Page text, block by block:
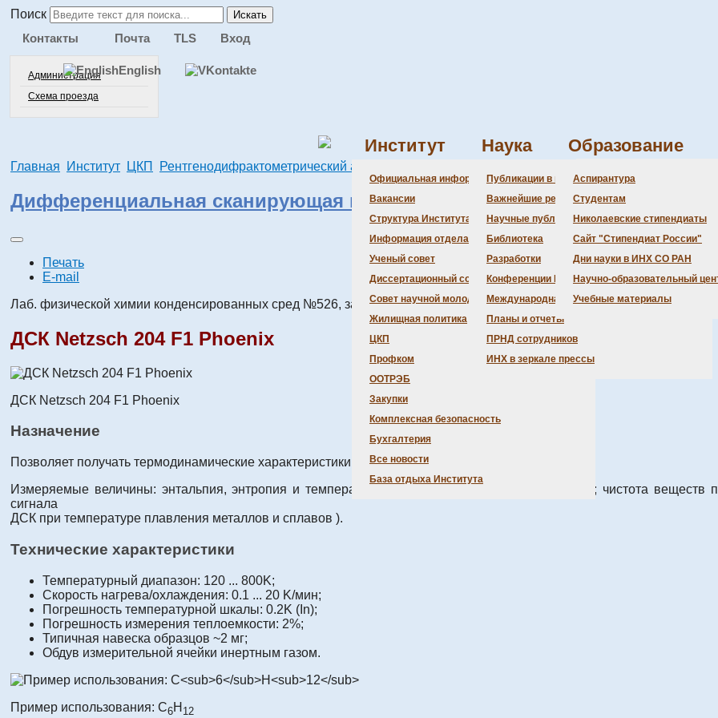
Поиск Искать
Контакты
Администрация
Схема проезда
Почта TLS Вход
English
Институт
Официальная информация
Администрация
Бланки
История Института
Локальные акты
Противодействие
Вакансии
Структура Института
Информация отдела кадров
Документация
Ученый совет
Состав совета
Повестка дня заседаний
Информация ученого
Диссертационный совет
Состав совета
Даты защит диссертаций
Шифры специальностей
Объявления о защитах
Предварительное
Совет научной молодежи
Состав СНМ
Жилищная политика
ЦКП
Профком
ООТРЭБ
Закупки
Комплексная безопасность
Бухгалтерия
Все новости
Новости науки
Награды
База отдыха Института
Наука
Публикации в ведущих журналах
Важнейшие результаты
Научные публикации сотрудников
Библиотека
Разработки
Конференции Института
Международная деятельность
Планы и отчеты
ПРНД сотрудников
ИНХ в зеркале прессы
Образование
Аспирантура
Студентам
Николаевские стипендиаты
Сайт "Стипендиат России"
Дни науки в ИНХ СО РАН
Научно-образовательный
Учебные материалы
Главная Институт ЦКП Рентгенодифрактометрический анализ
Дифференциальная сканирующая калориметрия
Печать
E-mail
Лаб. физической химии конденсированных сред №526, зав. лабораторией д.ф.-м.н. Козлова С.Г.
ДСК Netzsch 204 F1 Phoenix
ДСК Netzsch 204 F1 Phoenix
Назначение
Позволяет получать термодинамические характеристики веществ с высокой точностью.
Измеряемые величины: энтальпия, энтропия и температура фазовых перехода; теплоемкость; чистота веществ
сигнала
ДСК при температуре плавления металлов и сплавов ).
Технические характеристики
Температурный диапазон: 120 ... 800K;
Cкорость нагрева/охлаждения: 0.1 ... 20 K/мин;
Погрешность температурной шкалы: 0.2K (In);
Погрешность измерения теплоемкости: 2%;
Типичная навеска образцов ~2 мг;
Обдув измерительной ячейки инертным газом.
Пример использования: C6H 12